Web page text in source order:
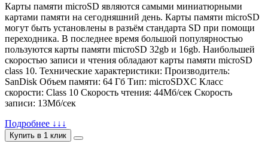
Карты памяти microSD являются самыми миниатюрными
картами памяти на сегодняшний день. Карты памяти microSD
могут быть установлены в разъём стандарта SD при помощи
переходника. В последнее время большой популярностью
пользуются карты памяти microSD 32gb и 16gb. Наибольшей
скоростью записи и чтения обладают карты памяти microSD
class 10. Технические характеристики: Производитель:
SanDisk Объем памяти: 64 Гб Тип: microSDXC Класс
скорости: Class 10 Скорость чтения: 44Мб/сек Скорость
записи: 13Мб/сек
Подробнее ↓↓↓
Купить в 1 клик